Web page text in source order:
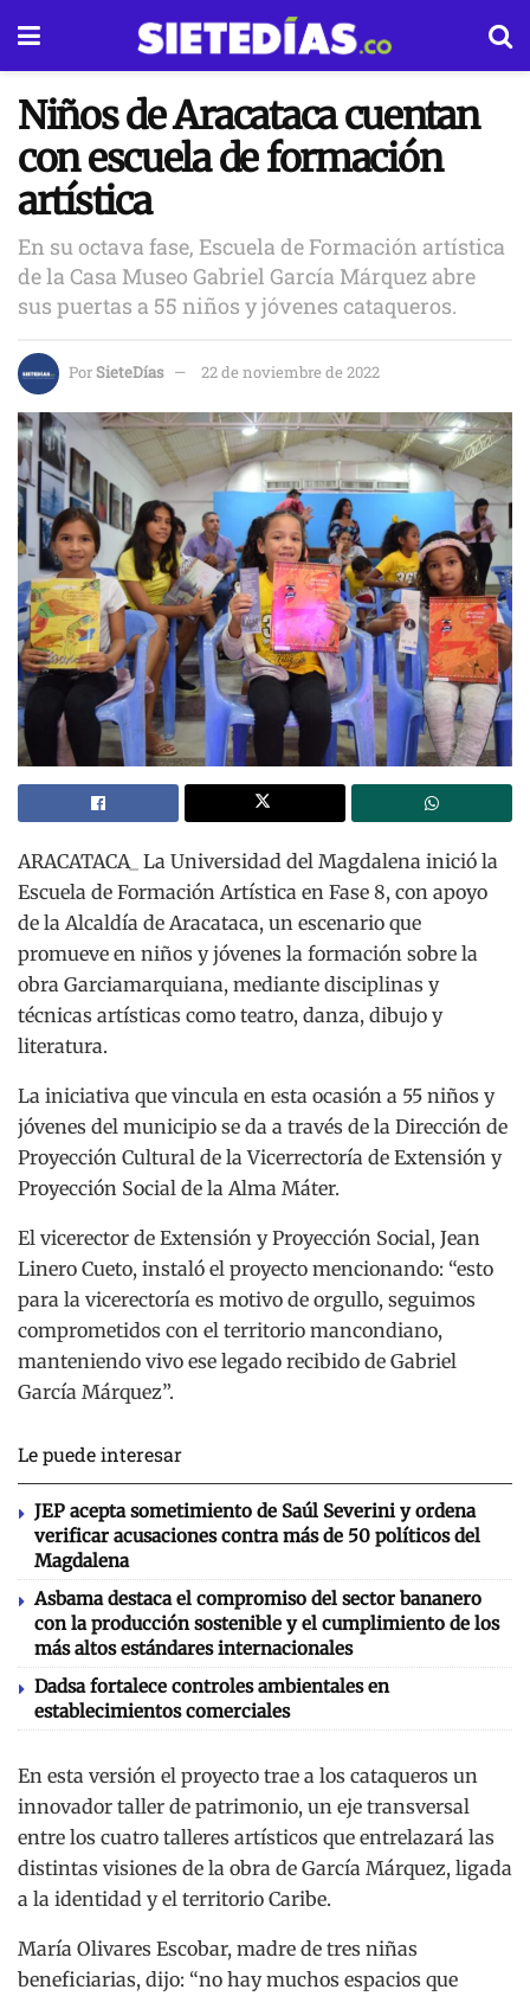
Niños de Aracataca cuentan
con escuela de formación
artística
En su octava fase, Escuela de Formación artística
de la Casa Museo Gabriel García Márquez abre
sus puertas a 55 niños y jóvenes cataqueros.
PorSieteDías 22 de noviembre de 2022
ARACATACA_ La Universidad del Magdalena inició la
Escuela de Formación Artística en Fase 8, con apoyo
de la Alcaldía de Aracataca, un escenario que
promueve en niños y jóvenes la formación sobre la
obra Garciamarquiana, mediante disciplinas y
técnicas artísticas como teatro, danza, dibujo y
literatura.
La iniciativa que vincula en esta ocasión a 55 niños y
jóvenes del municipio se da a través de la Dirección de
Proyección Cultural de la Vicerrectoría de Extensión y
Proyección Social de la Alma Máter.
El vicerector de Extensión y Proyección Social, Jean
Linero Cueto, instaló el proyecto mencionando: “esto
para la vicerectoría es motivo de orgullo, seguimos
comprometidos con el territorio mancondiano,
manteniendo vivo ese legado recibido de Gabriel
García Márquez”.
Le puede interesar
JEP acepta sometimiento de Saúl Severini y ordena
verificar acusaciones contra más de 50 políticos del
Magdalena
Asbama destaca el compromiso del sector bananero
con la producción sostenible y el cumplimiento de los
más altos estándares internacionales
Dadsa fortalece controles ambientales en
establecimientos comerciales
En esta versión el proyecto trae a los cataqueros un
innovador taller de patrimonio, un eje transversal
entre los cuatro talleres artísticos que entrelazará las
distintas visiones de la obra de García Márquez, ligada
a la identidad y el territorio Caribe.
María Olivares Escobar, madre de tres niñas
beneficiarias, dijo: “no hay muchos espacios que